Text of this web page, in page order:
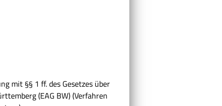
mit§§ 1 ff. des Gesetzes über
(EAG BW) (Verfahren